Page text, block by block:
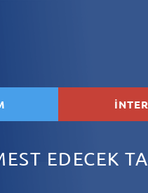
EDECEK